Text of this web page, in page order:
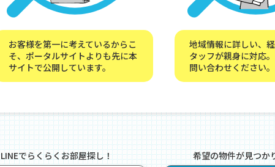
お客様を第一に考えているからこ
そ、ポータルサイトよりも先に本
サイトで公開しています。
地域情報に詳しい、
タッフが親身に対応
問い合わせください。
LINEでらくらくお部屋探し！ 希望の物件が見つか